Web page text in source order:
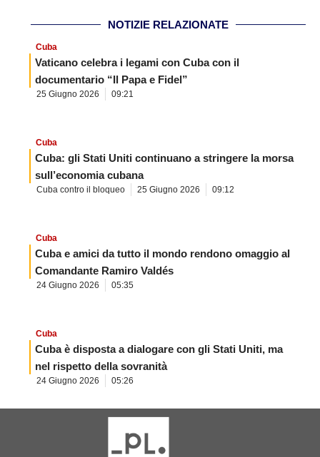
NOTIZIE RELAZIONATE
Cuba
Vaticano celebra i legami con Cuba con il
documentario “Il Papa e Fidel”
25 Giugno 2026 09:21
Cuba
Cuba: gli Stati Uniti continuano a stringere la morsa
sull’economia cubana
Cuba contro il bloqueo 25 Giugno 2026 09:12
Cuba
Cuba e amici da tutto il mondo rendono omaggio al
Comandante Ramiro Valdés
24 Giugno 2026 05:35
Cuba
Cuba è disposta a dialogare con gli Stati Uniti, ma
nel rispetto della sovranità
24 Giugno 2026 05:26